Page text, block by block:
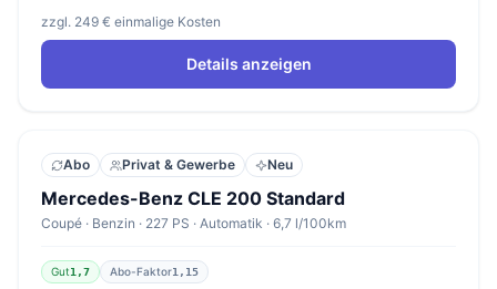
zzgl. 249 € einmalige Kosten
Details anzeigen
Abo Privat & Gewerbe Neu
Mercedes-Benz CLE 200 Standard
Coupé · Benzin · 227 PS · Automatik · 6,7 l/100km
Gut1,7 Abo-Faktor1,15